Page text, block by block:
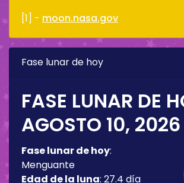
[1] - moon.nasa.gov
Fase lunar de hoy
FASE LUNAR DE
AGOSTO 10, 2026
Fase lunar de hoy:
Menguante
Edad de la luna: 27.4 día